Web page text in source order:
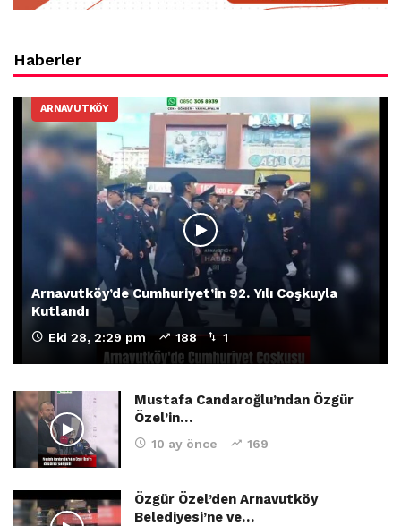
Haberler
ARNAVUTKÖY
Arnavutköy’de Cumhuriyet’in 92. Yılı Coşkuyla
Kutlandı
Eki 28, 2:29 pm 188 1
Mustafa Candaroğlu’ndan Özgür
Özel’in…
10 ay önce 169
Özgür Özel’den Arnavutköy
Belediyesi’ne ve…